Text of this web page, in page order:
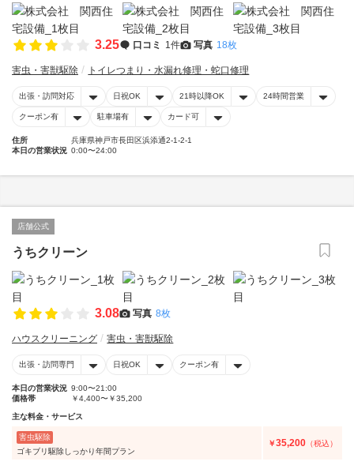
3.25 口コミ 1件 写真 18枚
害虫・害獣駆除 トイレつまり・水漏れ修理・蛇口修理
出張・訪問対応 日祝OK 21時以降OK 24時間営業
クーポン有 駐車場有 カード可
住所
兵庫県神戸市長田区浜添通2-1-2-1
本日の営業状況 0:00〜24:00
店舗公式
うちクリーン
3.08 写真 8枚
ハウスクリーニング 害虫・害獣駆除
出張・訪問専門 日祝OK クーポン有
本日の営業状況 9:00〜21:00
価格帯
￥4,400〜￥35,200
主な料金・サービス
害虫駆除
ゴキブリ駆除しっかり年間プラン
￥35,200 （税込）